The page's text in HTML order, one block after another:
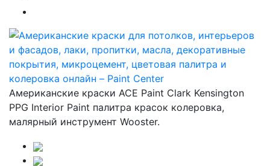
Американские краски ACE Paint Clark Kensington
PPG Interior Paint палитра красок колеровка,
малярный инструмент Wooster.